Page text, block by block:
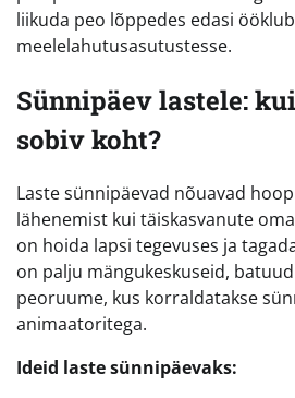
liikuda peo lõppedes edasi
meelelahutusasutustesse.
Sünnipäev lastele:
sobiv koht?
Laste sünnipäevad nõuavad
lähenemist kui täiskasvanute
on hoida lapsi tegevuses ja
on palju mängukeskuseid,
peoruume, kus korraldatakse
animaatoritega.
Ideid laste sünnipäevaks: